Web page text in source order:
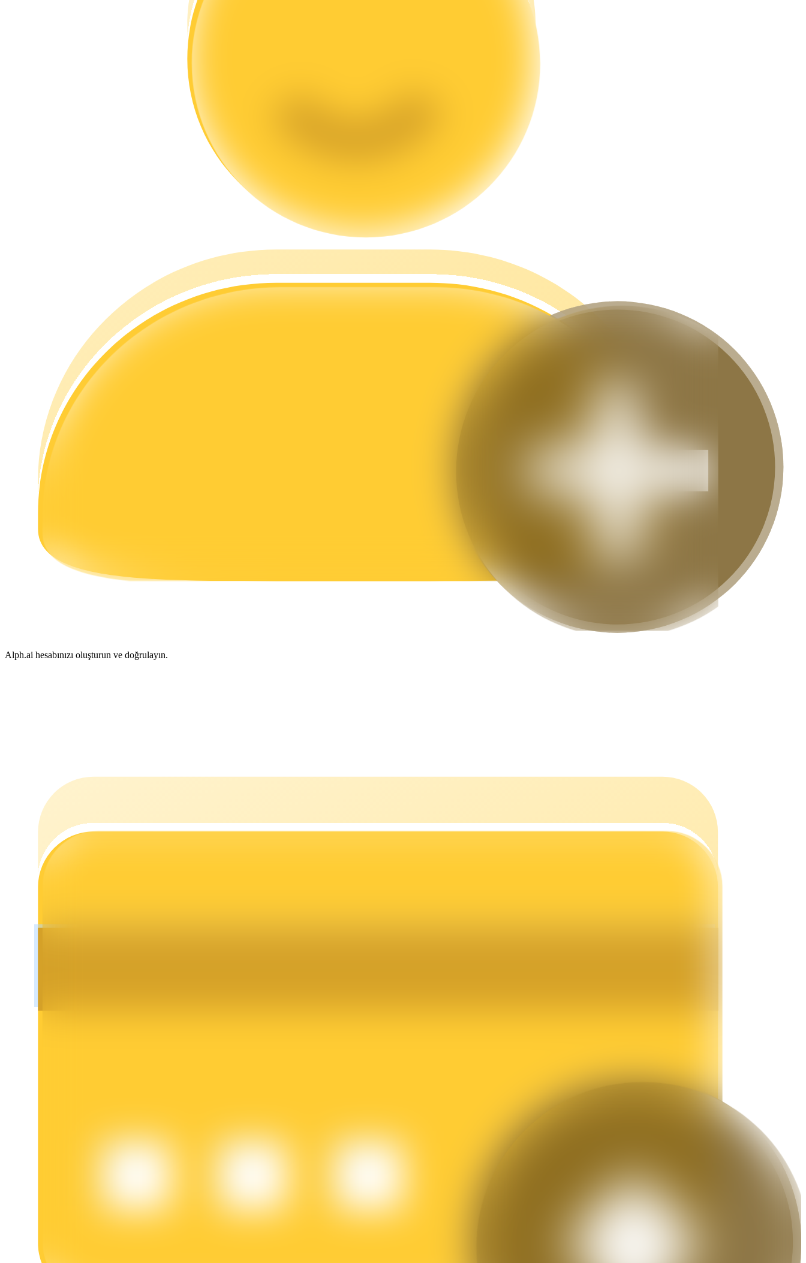
Ticaret bilgileri vb. dahil olmak üzere büyük veri analizi.
Ticaret stratejileri
Nasıl kârlı kalabileceğinizi öğrenin
Alph.ai hesabınızı oluşturun ve doğrulayın.